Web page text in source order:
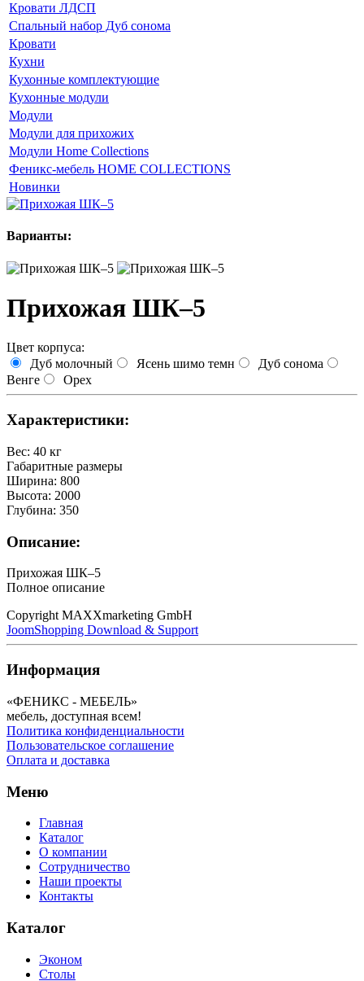
Кровати ЛДСП
Спальный набор Дуб сонома
Кровати
Кухни
Кухонные комплектующие
Кухонные модули
Модули
Модули для прихожих
Модули Home Collections
Феникс-мебель HOME COLLECTIONS
Новинки
Варианты:
Прихожая ШК–5
Цвет корпуса:
Дуб молочный
Ясень шимо темн
Дуб сонома
Венге
Орех
Характеристики:
Вес: 40 кг
Габаритные размеры
Ширина: 800
Высота: 2000
Глубина: 350
Описание:
Прихожая ШК–5
Полное описание
Copyright MAXXmarketing GmbH
JoomShopping Download & Support
Информация
«ФЕНИКС - МЕБЕЛЬ»
мебель, доступная всем!
Политика конфиденциальности
Пользовательское соглашение
Оплата и доставка
Меню
Главная
Каталог
О компании
Сотрудничество
Наши проекты
Контакты
Каталог
Эконом
Столы